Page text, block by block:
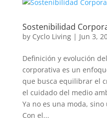
Sostenibilidad
by Cyclo Living| Jun 3,
Definición y evolución
corporativa es un
que busca equilibrar el
el cuidado del medio
Ya no es una moda,
Con el...